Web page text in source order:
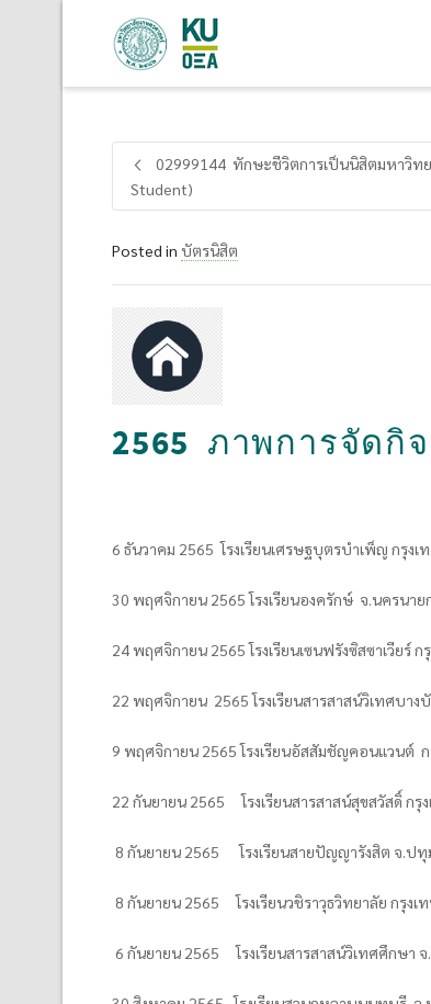
02999144 ทักษะชีวิตการเป็นนิสิตมหาวิท
Student)
Posted in บัตรนิสิต
2565 ภาพการจัดกิ
6 ธันวาคม 2565 โรงเรียนเศรษฐบุตรบำเพ็ญ กรุง
30 พฤศจิกายน 2565 โรงเรียนองครักษ์ จ.นครนาย
24 พฤศจิกายน 2565 โรงเรียนเซนฟรังซิสซาเวียร์
22 พฤศจิกายน 2565 โรงเรียนสารสาสน์วิเทศบาง
9 พฤศจิกายน 2565 โรงเรียนอัสสัมชัญคอนแวนต์
22 กันยายน 2565 โรงเรียนสารสาสน์สุขสวัสดิ์ กรุ
8 กันยายน 2565 โรงเรียนสายปัญญารังสิต จ.ปทุ
8 กันยายน 2565 โรงเรียนวชิราวุธวิทยาลัย กรุง
6 กันยายน 2565 โรงเรียนสารสาสน์วิเทศศึกษา